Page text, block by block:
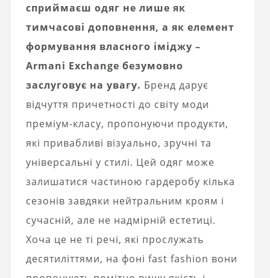
сприймаєш одяг не лише як
тимчасові доповнення, а як елемент
формування власного іміджу –
Armani Exchange безумовно
заслуговує на увагу. Бренд дарує
відчуття причетності до світу моди
преміум-класу, пропонуючи продукти,
які привабливі візуально, зручні та
універсальні у стилі. Цей одяг може
залишатися частиною гардеробу кілька
сезонів завдяки нейтральним кроям і
сучасній, але не надмірній естетиці.
Хоча це не ті речі, які прослужать
десятиліттями, на фоні fast fashion вони